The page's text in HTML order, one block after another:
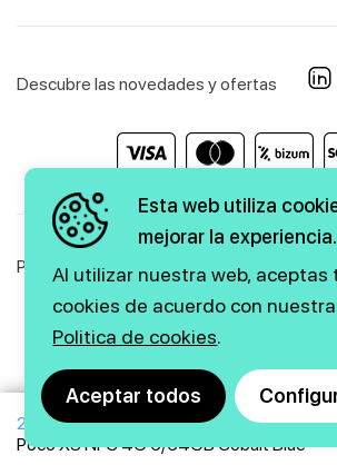
225€
Poco X3 NFC 4G 6/64GB Cobalt Blue
Descubre las novedades y ofertas
Política de Privacidad Política de Cookies
Copyright © 2026 firstmarkt.
Agencia SEOy
Esta web utiliza
mejorar la experiencia.
Al utilizar nuestra web, aceptas
cookies de acuerdo con nuestra
Politica de cookies.
Aceptar todos